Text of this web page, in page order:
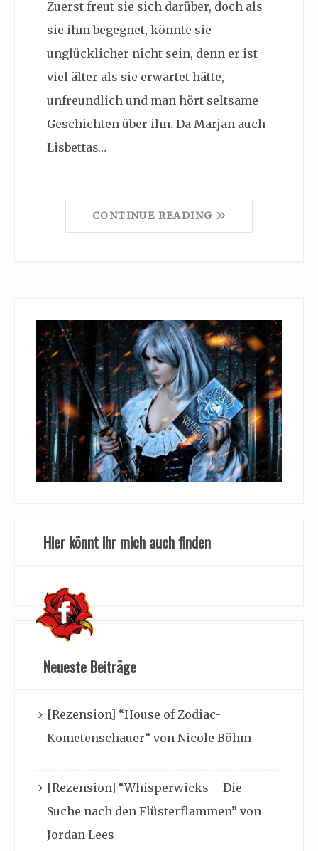
Zuerst freut sie sich darüber, doch als
sie ihm begegnet, könnte sie
unglücklicher nicht sein, denn er ist
viel älter als sie erwartet hätte,
unfreundlich und man hört seltsame
Geschichten über ihn. Da Marjan auch
Lisbettas…
CONTINUE READING
Hier könnt ihr mich auch finden
Neueste Beiträge
[Rezension] “House of Zodiac-
Kometenschauer” von Nicole Böhm
[Rezension] “Whisperwicks – Die
Suche nach den Flüsterflammen” von
Jordan Lees